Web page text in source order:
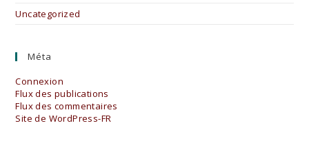
Uncategorized
Méta
Connexion
Flux des publications
Flux des commentaires
Site de WordPress-FR